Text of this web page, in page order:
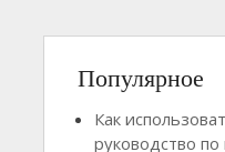
Популярное
Как
руководство